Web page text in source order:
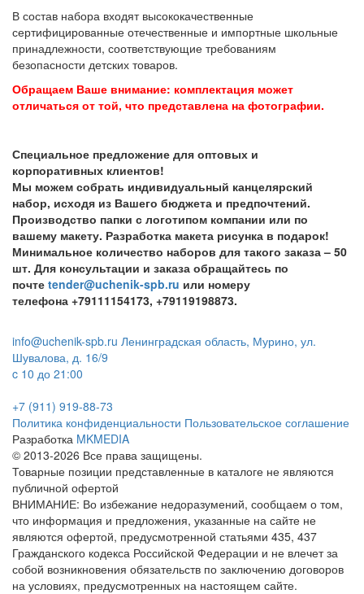
В состав набора входят высококачественные
сертифицированные отечественные и импортные школьные
принадлежности, соответствующие требованиям
безопасности детских товаров.
Обращаем Ваше внимание: комплектация может
отличаться от той, что представлена на фотографии.
Специальное предложение для оптовых и
корпоративных клиентов!
Мы можем собрать индивидуальный канцелярский
набор, исходя из Вашего бюджета и предпочтений.
Производство папки с логотипом компании или по
вашему макету. Разработка макета рисунка в подарок!
Минимальное количество наборов для такого заказа – 50
шт. Для консультации и заказа обращайтесь по
почте tender@uchenik-spb.ru или номеру
телефона +79111154173, +79119198873.
info@uchenik-spb.ru Ленинградская область, Мурино, ул.
Шувалова, д. 16/9
c 10 до 21:00
+7 (911) 919-88-73
Политика конфиденциальности Пользовательское соглашение
Разработка MKMEDIA
© 2013-2026 Все права защищены.
Товарные позиции представленные в каталоге не являются
публичной офертой
ВНИМАНИЕ: Во избежание недоразумений, сообщаем о том,
что информация и предложения, указанные на сайте не
являются офертой, предусмотренной статьями 435, 437
Гражданского кодекса Российской Федерации и не влечет за
собой возникновения обязательств по заключению договоров
на условиях, предусмотренных на настоящем сайте.